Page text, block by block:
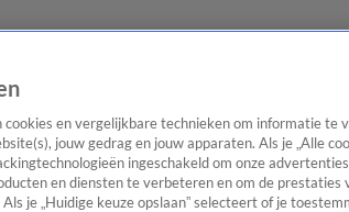
cookies en vergelijkbare technieken om informatie te
jouw gedrag en jouw apparaten. Als je „Alle
ingeschakeld om onze
en diensten te verbeteren en om de prestaties
je „Huidige keuze opslaan” selecteert of je